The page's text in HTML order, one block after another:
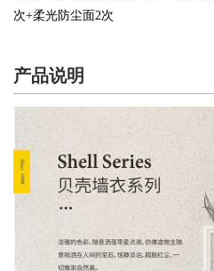
次+柔光防尘面2次
产品说明